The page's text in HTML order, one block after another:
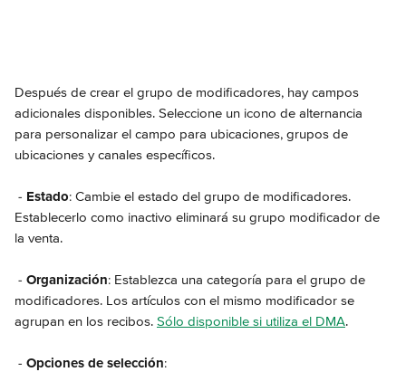
Después de crear el grupo de modificadores, hay campos
adicionales disponibles. Seleccione un icono de alternancia
para personalizar el campo para ubicaciones, grupos de
ubicaciones y canales específicos.
- Estado: Cambie el estado del grupo de modificadores.
Establecerlo como inactivo eliminará su grupo modificador de
la venta.
- Organización: Establezca una categoría para el grupo de
modificadores. Los artículos con el mismo modificador se
agrupan en los recibos. Sólo disponible si utiliza el DMA.
- Opciones de selección: